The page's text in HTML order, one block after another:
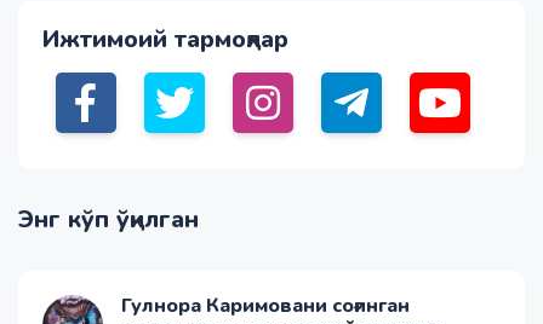
Ижтимоий тармоқлар
Энг кўп ўқилган
Гулнора Каримовани соғинган